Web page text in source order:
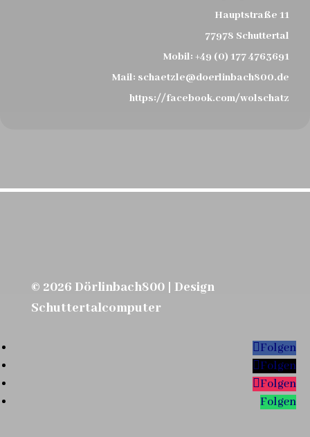
Hauptstraße 11
77978 Schuttertal
Mobil: +49 (0) 177 4763691
Mail: schaetzle@doerlinbach800.de
https://facebook.com/wolschatz
© 2026 Dörlinbach800 | Design
Schuttertalcomputer
Folgen
Folgen
Folgen
Folgen